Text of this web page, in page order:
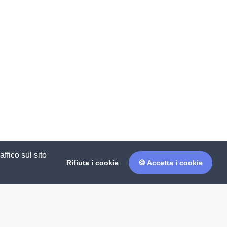
sul sito
Rifiuta i cookie 🍪 Accetta i cookie